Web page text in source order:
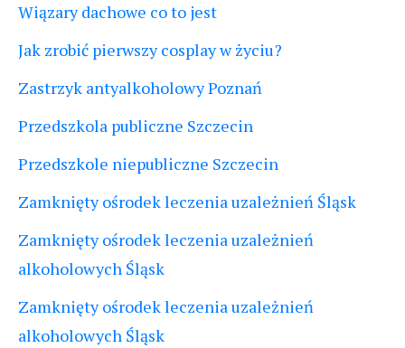
Wiązary dachowe co to jest
Jak zrobić pierwszy cosplay w życiu?
Zastrzyk antyalkoholowy Poznań
Przedszkola publiczne Szczecin
Przedszkole niepubliczne Szczecin
Zamknięty ośrodek leczenia uzależnień Śląsk
Zamknięty ośrodek leczenia uzależnień
alkoholowych Śląsk
Zamknięty ośrodek leczenia uzależnień
alkoholowych Śląsk